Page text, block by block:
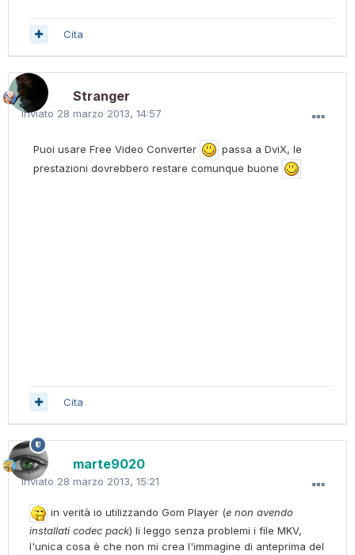
Cita
Stranger
Inviato 28 marzo 2013, 14:57
Puoi usare Free Video Converter
passa a DviX, le
prestazioni dovrebbero restare comunque buone
Cita
marte9020
Inviato 28 marzo 2013, 15:21
in verità io utilizzando Gom Player (e non avendo
installati codec pack) li leggo senza problemi i file MKV,
l'unica cosa è che non mi crea l'immagine di anteprima del